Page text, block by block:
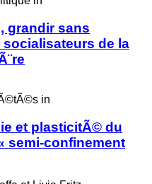
grandir sans
socialisateurs de la
in
et plasticitÃ© du
semi-confinement